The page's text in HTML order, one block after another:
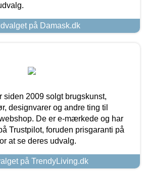
på Damask.dk
siden 2009 solgt brugskunst,
designvarer og andre ting til
De er e-mærkede og har
Trustpilot, foruden prisgaranti på
at se deres udvalg.
på TrendyLiving.dk